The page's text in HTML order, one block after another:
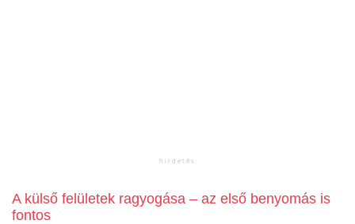
A külső felületek ragyogása – az első benyomás is
fontos